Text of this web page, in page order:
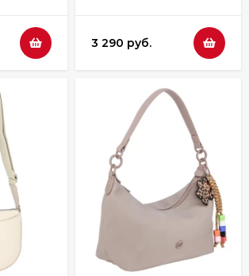
3 290 руб.